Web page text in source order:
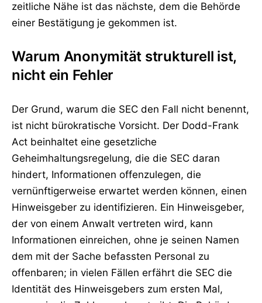
zeitliche Nähe ist das nächste, dem die Behörde
einer Bestätigung je gekommen ist.
Warum Anonymität strukturell ist,
nicht ein Fehler
Der Grund, warum die SEC den Fall nicht benennt,
ist nicht bürokratische Vorsicht. Der Dodd-Frank
Act beinhaltet eine gesetzliche
Geheimhaltungsregelung, die die SEC daran
hindert, Informationen offenzulegen, die
vernünftigerweise erwartet werden können, einen
Hinweisgeber zu identifizieren. Ein Hinweisgeber,
der von einem Anwalt vertreten wird, kann
Informationen einreichen, ohne je seinen Namen
dem mit der Sache befassten Personal zu
offenbaren; in vielen Fällen erfährt die SEC die
Identität des Hinweisgebers zum ersten Mal,